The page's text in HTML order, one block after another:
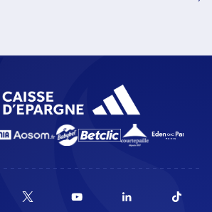
élue meilleure jeune joueuse. Une
Française à recevoir cette